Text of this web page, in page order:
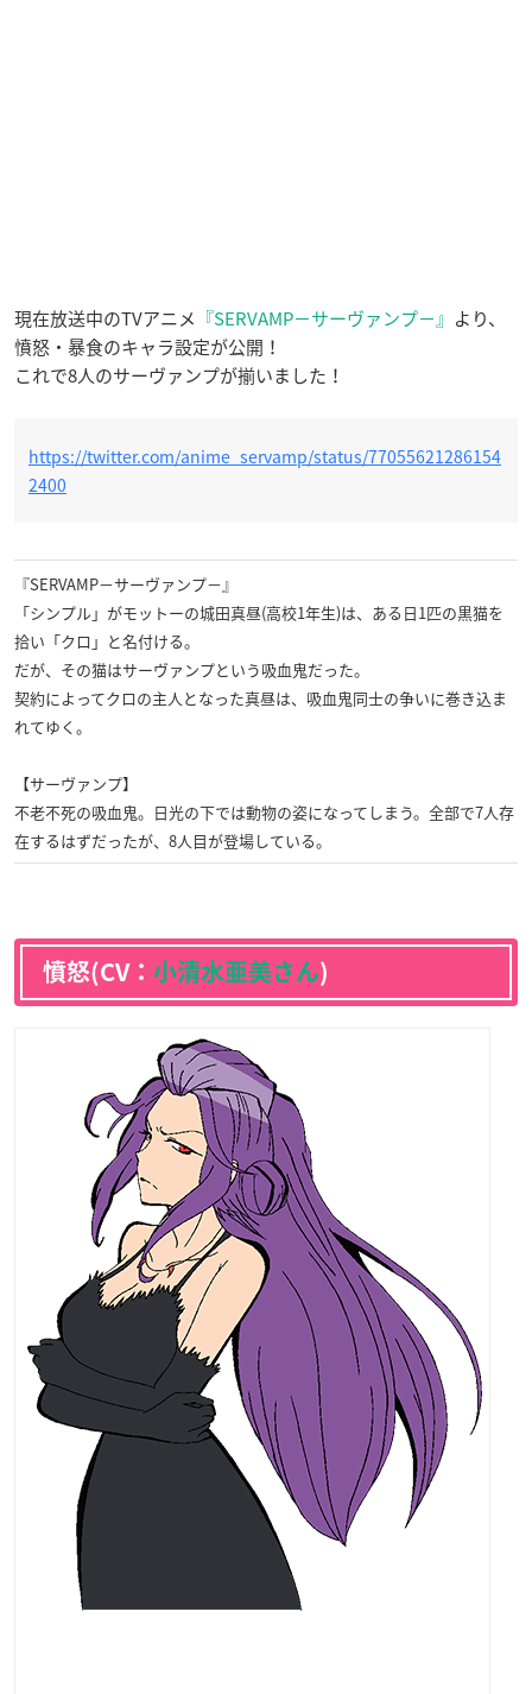
現在放送中のTVアニメ 『SERVAMP−サーヴァンプ−』 より、
憤怒・暴食のキャラ設定が公開！
これで8人のサーヴァンプが揃いました！
https://twitter.com/anime_servamp/status/77055621286154
2400
『SERVAMP−サーヴァンプ−』
「シンプル」がモットーの城田真昼(高校1年生)は、ある日1匹の黒猫を
拾い「クロ」と名付ける。
だが、その猫はサーヴァンプという吸血鬼だった。
契約によってクロの主人となった真昼は、吸血鬼同士の争いに巻き込ま
れてゆく。
【サーヴァンプ】
不老不死の吸血鬼。日光の下では動物の姿になってしまう。全部で7人存
在するはずだったが、8人目が登場している。
憤怒(CV： 小清水亜美さん)